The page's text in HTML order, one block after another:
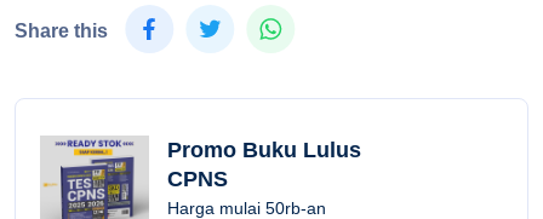
Share this
Promo Buku Lulus
CPNS
Harga mulai 50rb-an